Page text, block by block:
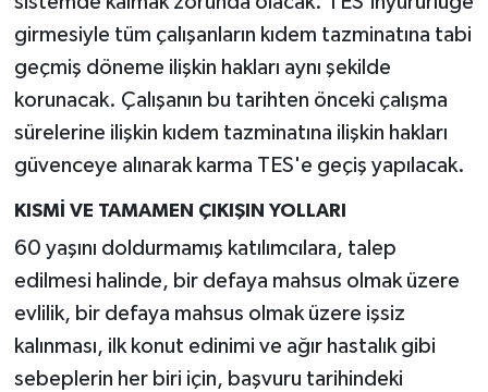
girmesiyle tüm çalışanların kıdem tazminatına tabi
geçmiş döneme ilişkin hakları aynı şekilde
korunacak. Çalışanın bu tarihten önceki çalışma
sürelerine ilişkin kıdem tazminatına ilişkin hakları
güvenceye alınarak karma TES'e geçiş yapılacak.
KISMİ VE TAMAMEN ÇIKIŞIN YOLLARI
60 yaşını doldurmamış katılımcılara, talep
edilmesi halinde, bir defaya mahsus olmak üzere
evlilik, bir defaya mahsus olmak üzere işsiz
kalınması, ilk konut edinimi ve ağır hastalık gibi
sebeplerin her biri için, başvuru tarihindeki